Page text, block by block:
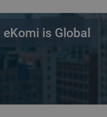
eKomi is Global